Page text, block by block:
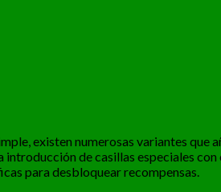
existen numerosas variantes
de casillas especiales
para desbloquear recompensas.